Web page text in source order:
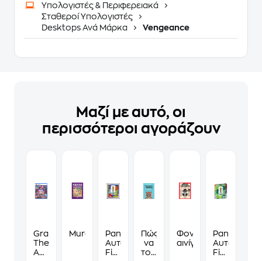
Υπολογιστές & Περιφερειακά
Σταθεροί Υπολογιστές
Desktops Ανά Μάρκα
Vengeance
Μαζί με αυτό, οι
περισσότεροι αγοράζουν
Grand
Theft
Auto
MurdokuPanini
Αυτοκόλλητα
Fifa
Πώς
να
τους
Φονικά
αινίγματα
Panini
Fifa